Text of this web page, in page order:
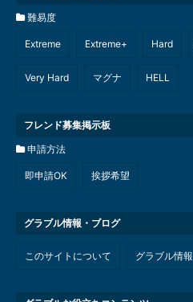
難易度
Extreme Extreme+ Hard
Very Hard マグナ HELL
フレンド募集掲示板
申請方法
即申請OK 挨拶希望
グラブル情報・ブログ
このサイトについて グラブル情報